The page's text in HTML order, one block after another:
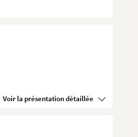
Voir la présentation détaillée